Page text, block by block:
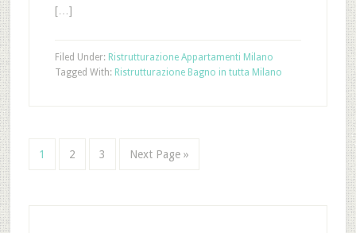
[…]
Filed Under: Ristrutturazione Appartamenti Milano
Tagged With: Ristrutturazione Bagno in tutta Milano
1 2 3 Next Page »